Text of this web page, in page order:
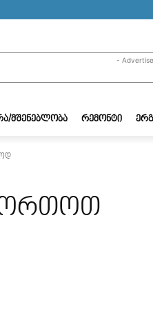
-
ᲛᲨᲔᲜᲔᲑᲚᲝᲑᲐ ᲠᲔᲛᲝᲜᲢᲘ